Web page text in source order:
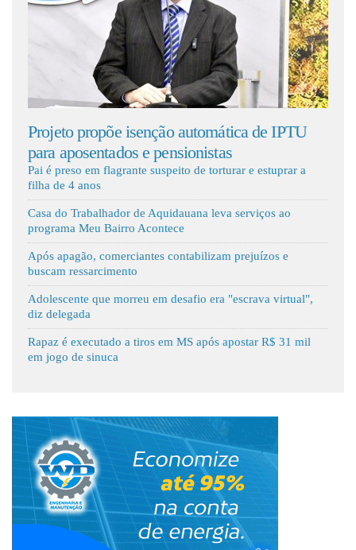
Fale Conosco
propõe isenção automática de IPTU
e pensionistas
Aquidauana
Pai é preso em flagrante suspeito de torturar e estuprar a
filha de 4 anos
Casa do Trabalhador de Aquidauana leva serviços ao
programa Meu Bairro Acontece
Após apagão, comerciantes contabilizam prejuízos e
buscam ressarcimento
Adolescente que morreu em desafio era "escrava virtual",
diz delegada
Rapaz é executado a tiros em MS após apostar R$ 31 mil
em jogo de sinuca